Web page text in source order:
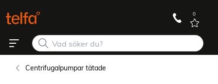
0
Centrifugalpumpar tätade